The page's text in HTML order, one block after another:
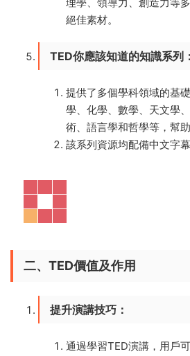
絕佳素材。
TED你應該知道的知識系列 ：
提供了多個學科領域的基
學、化學、數學、天文學
術、語言學和哲學等，幫
該系列資源均配備中文字
二、TED價值及作用
提升演講技巧 ：
通過學習TED演講，用戶